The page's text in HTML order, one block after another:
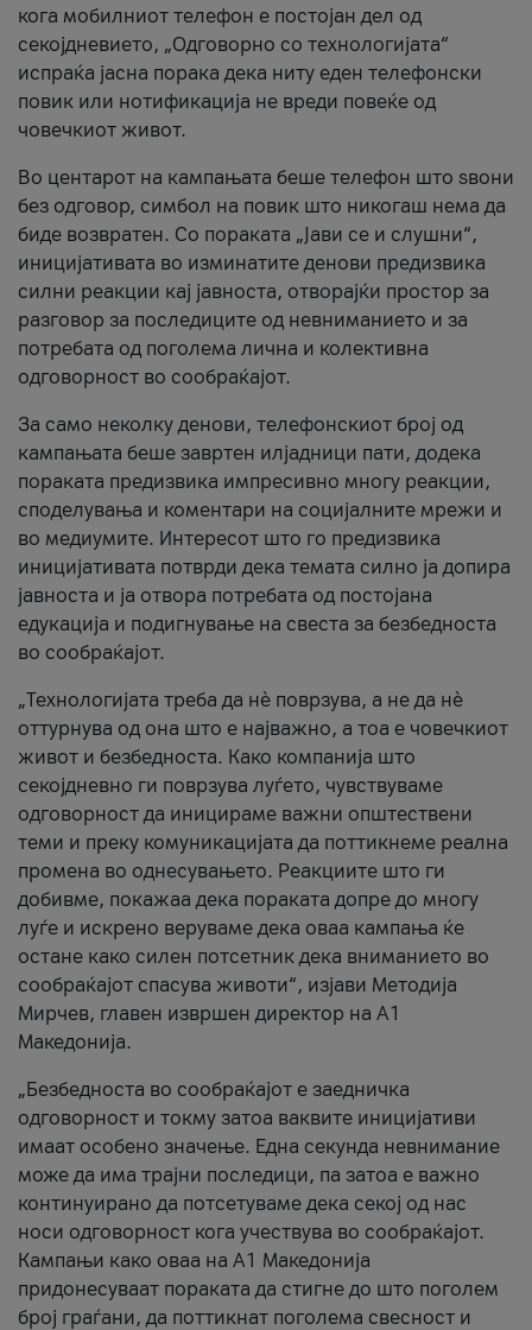
кога мобилниот телефон е постојан дел од
секојдневието, „Одговорно со технологијата“
испраќа јасна порака дека ниту еден телефонски
повик или нотификација не вреди повеќе од
човечкиот живот.
Во центарот на кампањата беше телефон што ѕвони
без одговор, симбол на повик што никогаш нема да
биде возвратен. Со пораката „Јави се и слушни“,
иницијативата во изминатите денови предизвика
силни реакции кај јавноста, отворајќи простор за
разговор за последиците од невниманието и за
потребата од поголема лична и колективна
одговорност во сообраќајот.
За само неколку денови, телефонскиот број од
кампањата беше завртен илјадници пати, додека
пораката предизвика импресивно многу реакции,
споделувања и коментари на социјалните мрежи и
во медиумите. Интересот што го предизвика
иницијативата потврди дека темата силно ја допира
јавноста и ја отвора потребата од постојана
едукација и подигнување на свеста за безбедноста
во сообраќајот.
„Технологијата треба да нè поврзува, а не да нè
оттурнува од она што е најважно, а тоа е човечкиот
живот и безбедноста. Како компанија што
секојдневно ги поврзува луѓето, чувствуваме
одговорност да иницираме важни општествени
теми и преку комуникацијата да поттикнеме реална
промена во однесувањето. Реакциите што ги
добивме, покажаа дека пораката допре до многу
луѓе и искрено веруваме дека оваа кампања ќе
остане како силен потсетник дека вниманието во
сообраќајот спасува животи“, изјави Методија
Мирчев, главен извршен директор на А1
Македонија.
„Безбедноста во сообраќајот е заедничка
одговорност и токму затоа ваквите иницијативи
имаат особено значење. Една секунда невнимание
може да има трајни последици, па затоа е важно
континуирано да потсетуваме дека секој од нас
носи одговорност кога учествува во сообраќајот.
Кампањи како оваа на A1 Македонија
придонесуваат пораката да стигне до што поголем
број граѓани, да поттикнат поголема свесност и